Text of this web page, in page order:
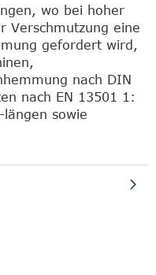
wo bei hoher
Verschmutzung eine
gefordert wird,
nach DIN
nach EN 13501 1:
sowie